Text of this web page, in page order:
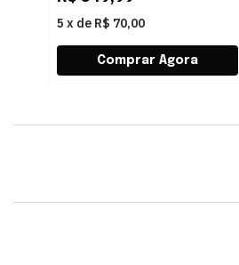
5 x de R$ 70,00